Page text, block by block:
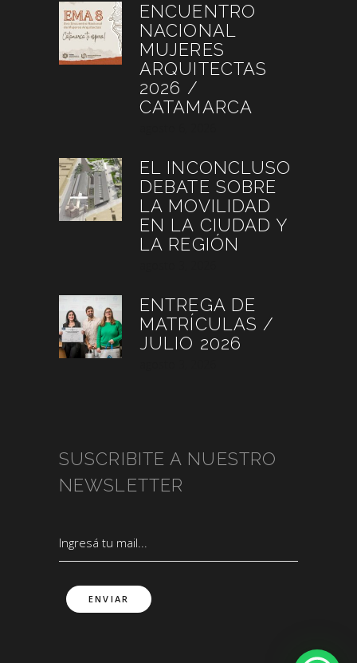
ENCUENTRO
NACIONAL
MUJERES
ARQUITECTAS
2026 /
CATAMARCA
EL INCONCLUSO
DEBATE SOBRE
LA MOVILIDAD
EN LA CIUDAD Y
LA REGIÓN
ENTREGA DE
MATRÍCULAS /
JULIO 2026
SUSCRIBITE A NUESTRO
NEWSLETTER